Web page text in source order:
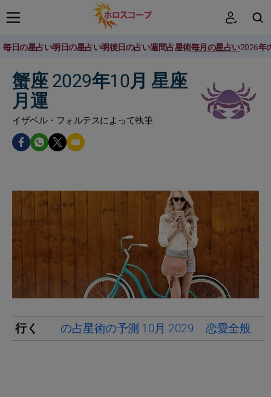
毎日の星占い明日の星占い明後日の占い週間占星術毎月の星占い2026年
蟹座 2029年10月 星座
月運
イザベル・フォルテスによって執筆
行く の占星術の予測 10月 2029 恋愛全般